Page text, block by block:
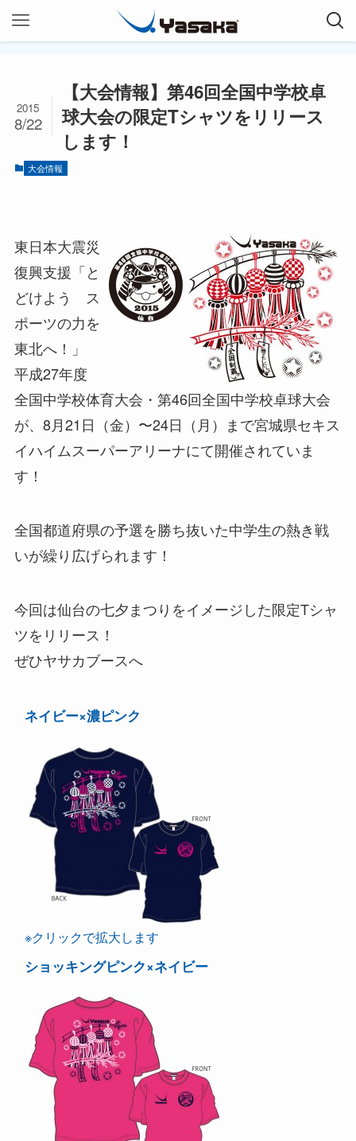
【大会情報】第46回全国中学校卓
球大会の限定Tシャツをリリース
します！
2015
8/22
大会情報
東日本大震災
復興支援「と
どけよう ス
ポーツの力を
東北へ！」
平成27年度
全国中学校体育大会・第46回全国中学校卓球大会
が、8月21日（金）〜24日（月）まで宮城県セキス
イハイムスーパーアリーナにて開催されていま
す！
全国都道府県の予選を勝ち抜いた中学生の熱き戦
いが繰り広げられます！
今回は仙台の七夕まつりをイメージした限定Tシャ
ツをリリース！
ぜひヤサカブースへ
ネイビー×濃ピンク
※クリックで拡大します
ショッキングピンク×ネイビー